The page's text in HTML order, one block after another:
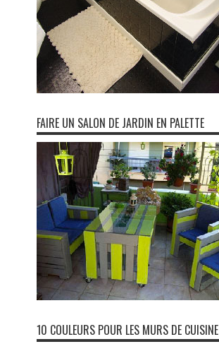
FAIRE UN SALON DE JARDIN EN PALETTE
10 COULEURS POUR LES MURS DE CUISINE